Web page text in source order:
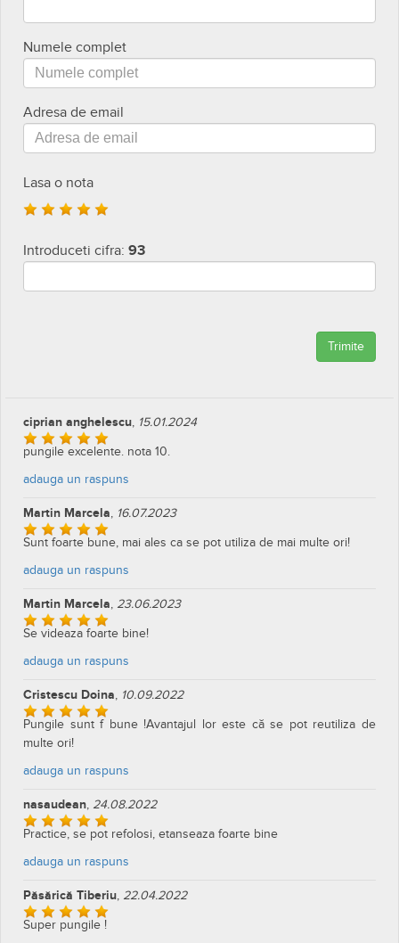
Numele complet
Adresa de email
Lasa o nota
Introduceti cifra: 93
Trimite
ciprian anghelescu, 15.01.2024
pungile excelente. nota 10.
adauga un raspuns
Martin Marcela, 16.07.2023
Sunt foarte bune, mai ales ca se pot utiliza de mai multe ori!
adauga un raspuns
Martin Marcela, 23.06.2023
Se videaza foarte bine!
adauga un raspuns
Cristescu Doina, 10.09.2022
Pungile sunt f bune !Avantajul lor este că se pot reutiliza de
multe ori!
adauga un raspuns
nasaudean, 24.08.2022
Practice, se pot refolosi, etanseaza foarte bine
adauga un raspuns
Păsărică Tiberiu, 22.04.2022
Super pungile !